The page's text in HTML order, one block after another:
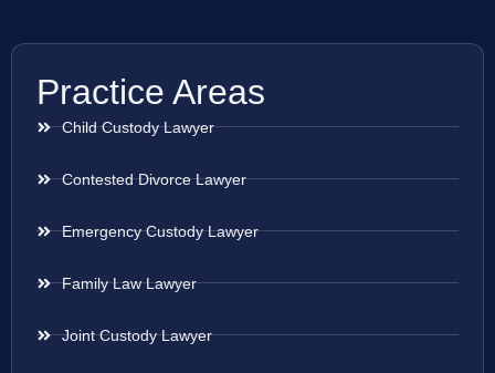
Practice Areas
Child Custody Lawyer
Contested Divorce Lawyer
Emergency Custody Lawyer
Family Law Lawyer
Joint Custody Lawyer